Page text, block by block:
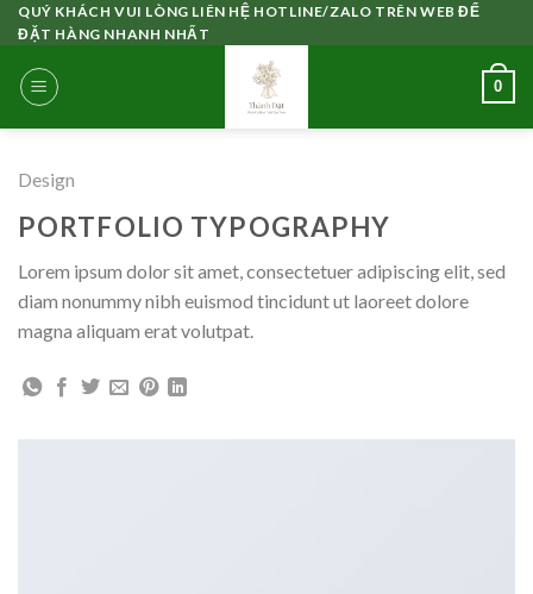
Skip
to
content
QUÝ KHÁCH VUI LÒNG LIÊN HỆ HOTLINE/ZALO TRÊN WEB ĐỂ
ĐẶT HÀNG NHANH NHẤT
0
Design
PORTFOLIO TYPOGRAPHY
Lorem ipsum dolor sit amet, consectetuer adipiscing elit, sed
diam nonummy nibh euismod tincidunt ut laoreet dolore
magna aliquam erat volutpat.